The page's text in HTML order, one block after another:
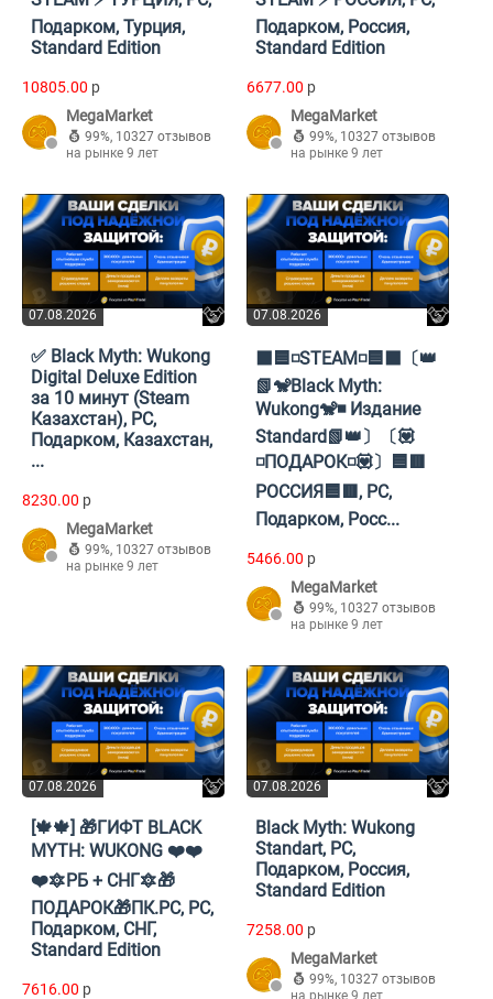
Подарком, Турция,
Standard Edition
10805.00 p
MegaMarket
99%, 10327 отзывов
на рынке 9 лет
Подарком, Россия,
Standard Edition
6677.00 p
MegaMarket
99%, 10327 отзывов
на рынке 9 лет
07.08.2026
✅ Black Myth: Wukong
Digital Deluxe Edition
за 10 минут (Steam
Казахстан), PC,
Подарком, Казахстан,
...
8230.00 p
MegaMarket
99%, 10327 отзывов
на рынке 9 лет
07.08.2026
⬛🟦◽STEAM◽🟦⬛〔👑
📗🐒Black Myth:
Wukong🐒◾ Издание
Standard📗👑〕〔💟
◽️ПОДАРОК◽️💟〕🟦🟥
РОССИЯ🟦🟥, PC,
Подарком, Росс...
5466.00 p
MegaMarket
99%, 10327 отзывов
на рынке 9 лет
07.08.2026
[🍁🍁] 🎁ГИФТ BLACK
MYTH: WUKONG ❤️❤️
❤️🔯РБ + СНГ🔯🎁
ПОДАРОК🎁ПК.PC, PC,
Подарком, СНГ,
Standard Edition
7616.00 p
07.08.2026
Black Myth: Wukong
Standart, PC,
Подарком, Россия,
Standard Edition
7258.00 p
MegaMarket
99%, 10327 отзывов